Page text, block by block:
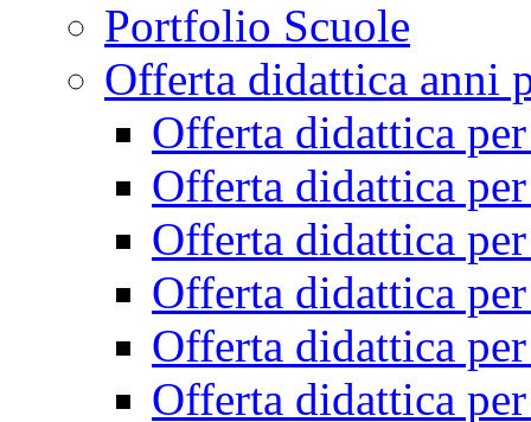
Portfolio Scuole
Offerta didattica anni
Offerta didattica
Offerta didattica
Offerta didattica
Offerta didattica
Offerta didattica
Offerta didattica